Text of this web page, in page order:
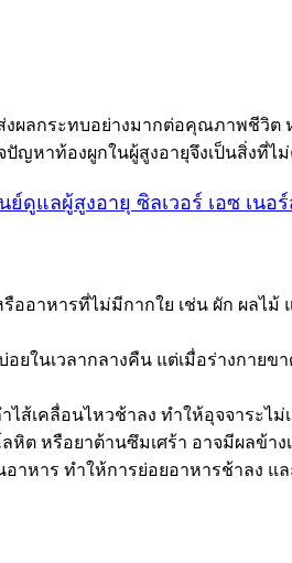
ลกระทบอย่างมากต่อคุณภาพชีวิต
ญหาท้องผูกในผู้สูงอายุจึงเป็นสิ่งที่ไ
ย์ดูแลผู้สูงอายุ ซิลเวอร์ เอซ เนอ
ออาหารที่ไม่มีกากใย เช่น ผัก ผลไ
ยในเวลากลางคืน แต่เมื่อร่างกาย
ส้เคลื่อนไหวช้าลง ทำให้อุจจาระไ
ต หรือยาต้านซึมเศร้า อาจมีผลข้า
าหาร ทำให้การย่อยอาหารช้าลง